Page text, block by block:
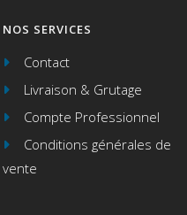
NOS SERVICES
Contact
Livraison & Grutage
Compte Professionnel
Conditions générales de
vente